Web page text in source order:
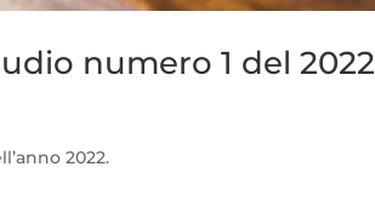
numero 1 del 2022
2022.